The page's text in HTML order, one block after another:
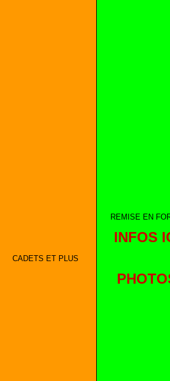
CADETS ET PLUS
REMISE EN
INFOS